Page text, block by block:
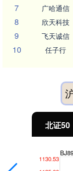
7 广哈通信
8 欣天科技
9 飞天诚信
10 任子行
北证50